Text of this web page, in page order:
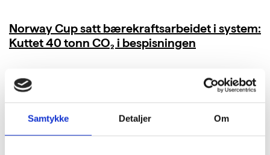
Samtykke Detaljer Om
Norway Cup satt bærekraftsarbeidet i system:
Kuttet 40 tonn CO₂ i bespisningen